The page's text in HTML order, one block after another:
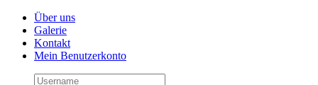
Skip
content
Facebook
Instagram
YouTubeÜber uns
Galerie
Kontakt
Mein Benutzerkonto